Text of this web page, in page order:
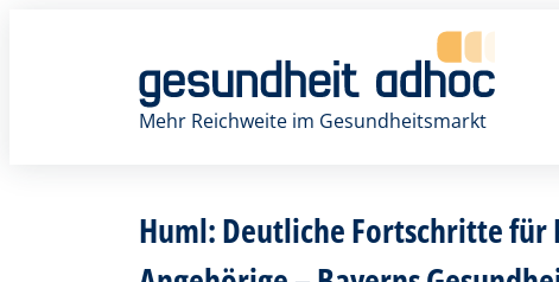
Mehr Reichweite im Gesundheitsmarkt
Huml: Deutliche Fortschritte